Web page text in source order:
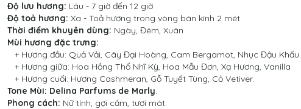
Độ lưu hương: Lâu - 7 giờ đến 12 giờ
Độ toả hương: Xa - Toả hương trong vòng bán kính 2 mét
Thời điểm khuyên dùng: Ngày, Đêm, Xuân
Mùi hương đặc trưng:
+ Hương đầu: Quả Vải, Cây Đại Hoàng, Cam Bergamot, Nhục Đậu Khấu.
+ Hương giữa: Hoa Hồng Thổ Nhĩ Kỳ, Hoa Mẫu Đơn, Xạ Hương, Vanilla
+ Hương cuối: Hương Cashmeran, Gỗ Tuyết Tùng, Cỏ Vetiver.
Tone Mùi: Delina Parfums de Marly​.
Phong cách: Nữ tính, gợi cảm, tươi mát.